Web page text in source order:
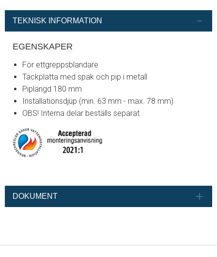
TEKNISK INFORMATION
EGENSKAPER
För ettgreppsblandare
Täckplatta med spak och pip i metall
Piplängd 180 mm
Installationsdjup (min. 63 mm - max. 78 mm)
OBS! Interna delar beställs separat
DOKUMENT